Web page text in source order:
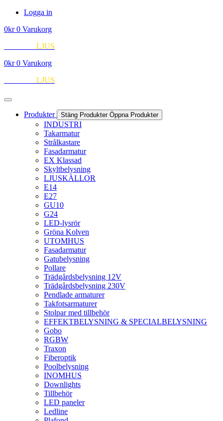
Hoppa
innehåll
Logga in
0kr 0 Varukorg
LJUS
0kr 0 Varukorg
LJUS
Produkter Stäng Produkter Öppna Produkter
INDUSTRI
Takarmatur
Strålkastare
Fasadarmatur
EX Klassad
Skyltbelysning
LJUSKÄLLOR
E14
E27
GU10
G24
LED-lysrör
Gröna Kolven
UTOMHUS
Fasadarmatur
Gatubelysning
Pollare
Trädgårdsbelysning 12V
Trädgårdsbelysning 230V
Pendlade armaturer
Takfotsarmaturer
Stolpar med tillbehör
EFFEKTBELYSNING & SPECIALBELYSNING
Gobo
RGBW
Traxon
Fiberoptik
Poolbelysning
INOMHUS
Downlights
Tillbehör
LED paneler
Ledline